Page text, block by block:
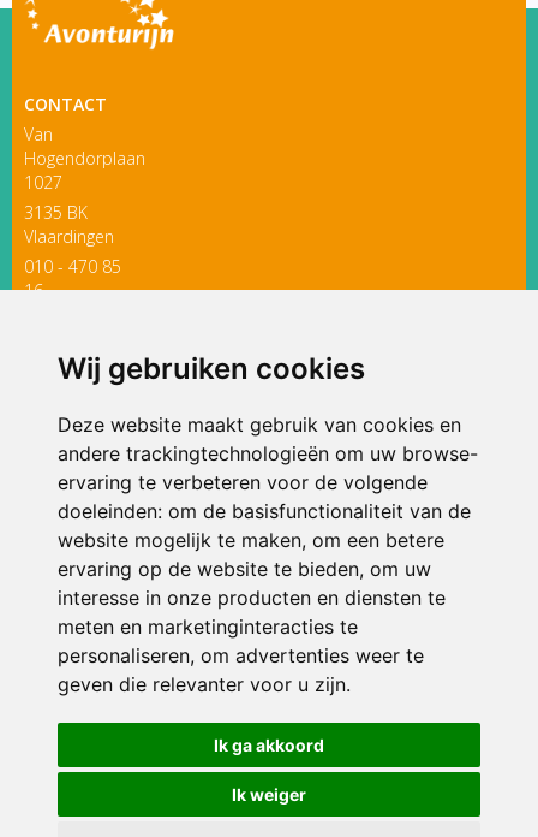
Wij gebruiken cookies
Deze website maakt gebruik van cookies en
andere trackingtechnologieën om uw browse-
ervaring te verbeteren voor de volgende
doeleinden: om de basisfunctionaliteit van de
website mogelijk te maken, om een betere
ervaring op de website te bieden, om uw
interesse in onze producten en diensten te
meten en marketinginteracties te
personaliseren, om advertenties weer te
geven die relevanter voor u zijn.
Ik ga akkoord
Ik weiger
CONTACT
Van
Hogendorplaan
1027
3135 BK
Vlaardingen
010 - 470 85
16
ONDERDEEL VAN
© 2026 Avonturijn | Alle rechten voorbehouden
Privacy policy|Disclaimer| Klachtenregeling|RSIN en Anbi
voorkeuren
Crealisatie The MindOffice